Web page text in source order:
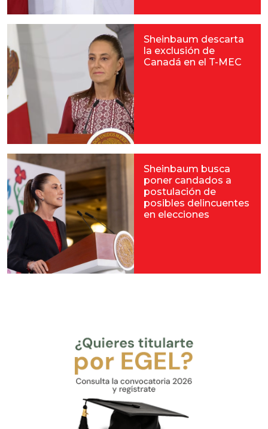
Sheinbaum descarta
la exclusión de
Canadá en el T-MEC
Sheinbaum busca
poner candados a
postulación de
posibles delincuentes
en elecciones